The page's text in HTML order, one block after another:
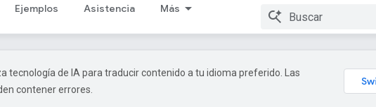
Ejemplos Asistencia Más
tecnología de IA para traducir contenido a tu idioma preferido. Las
contener errores.